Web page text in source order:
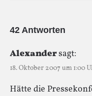
42 Antworten
Alexandersagt:
18. Oktober 2007 um 1:00
Hätte die